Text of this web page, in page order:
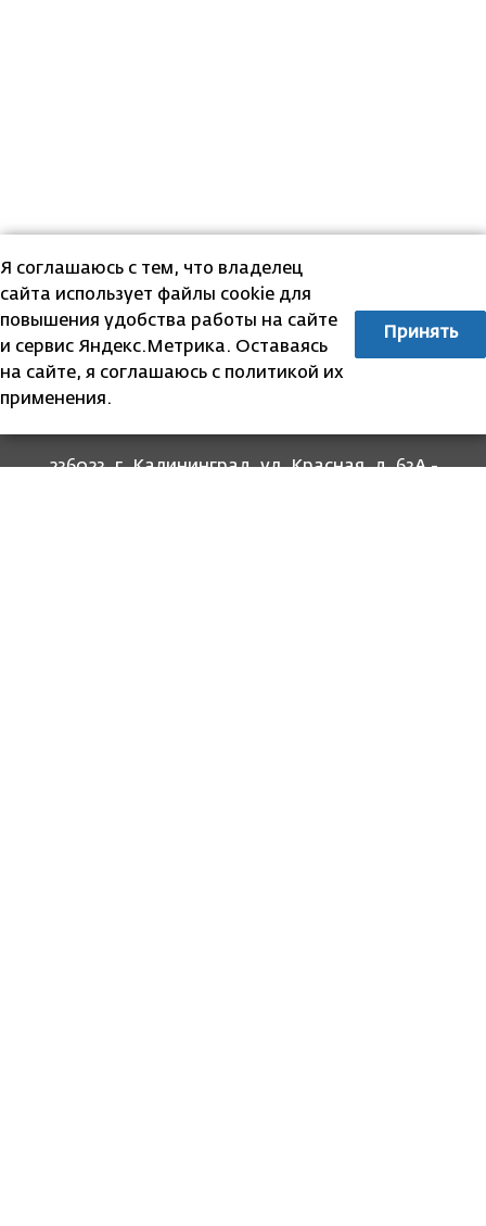
236023, г. Калининград, ул. Красная, д. 63А -
Я соглашаюсь с тем, что владелец
сайта использует файлы cookie для
повышения удобства работы на сайте
и сервис Яндекс.Метрика. Оставаясь
на сайте, я соглашаюсь с политикой их
применения.
Принять